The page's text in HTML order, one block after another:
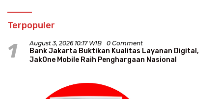
Terpopuler
1 August 3, 2026 10:17 WIB 0 Comment
Bank Jakarta Buktikan Kualitas Layanan Digital,
JakOne Mobile Raih Penghargaan Nasional